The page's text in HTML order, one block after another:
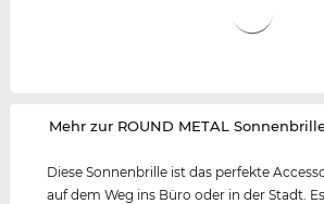
‌Mehr zur ROUND METAL
Diese Sonnenbrille ist das perfekte
auf dem Weg ins Büro oder in der Stadt.